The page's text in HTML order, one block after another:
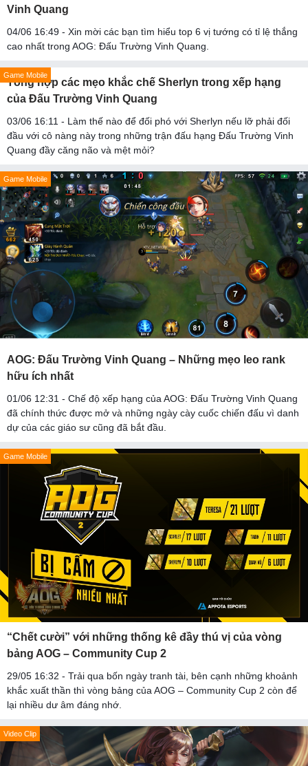
Vinh Quang
04/06 16:49 - Xin mời các bạn tìm hiểu top 6 vị tướng có tỉ lệ thắng
cao nhất trong AOG: Đấu Trường Vinh Quang.
Game Mobile
Tổng hợp các mẹo khắc chế Sherlyn trong xếp hạng
của Đấu Trường Vinh Quang
03/06 16:11 - Làm thế nào để đối phó với Sherlyn nếu lỡ phải đối
đầu với cô nàng này trong những trận đấu hạng Đấu Trường Vinh
Quang đầy căng não và mệt mỏi?
Game Mobile
AOG: Đấu Trường Vinh Quang – Những mẹo leo rank
hữu ích nhất
01/06 12:31 - Chế độ xếp hạng của AOG: Đấu Trường Vinh Quang
đã chính thức được mở và những ngày cày cuốc chiến đấu vì danh
dự của các giáo sư cũng đã bắt đầu.
Game Mobile
“Chết cười” với những thống kê đầy thú vị của vòng
bảng AOG – Community Cup 2
29/05 16:32 - Trải qua bốn ngày tranh tài, bên cạnh những khoảnh
khắc xuất thần thì vòng bảng của AOG – Community Cup 2 còn để
lại nhiều dư âm đáng nhớ.
Video Clip